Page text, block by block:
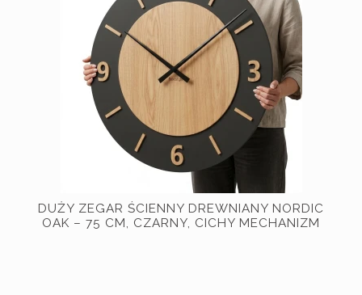
DUŻY ZEGAR ŚCIENNY DREWNIANY NORDIC
OAK – 75 CM, CZARNY, CICHY MECHANIZM